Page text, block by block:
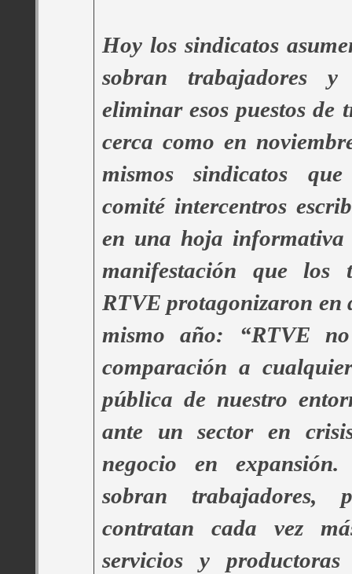
Hoy los sindicatos
sobran trabajadores
eliminar esos puestos de
cerca como en
mismos sindicatos
comité intercentros
en una hoja informativa
manifestación que los
RTVE protagonizaron en
mismo año: “RTVE
comparación a
pública de nuestro
ante un sector en
negocio en
sobran trabajadores,
contratan cada vez
servicios y